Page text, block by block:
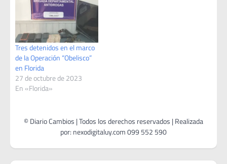
Tres detenidos en el marco
de la Operación “Obelisco”
en Florida
27 de octubre de 2023
En «Florida»